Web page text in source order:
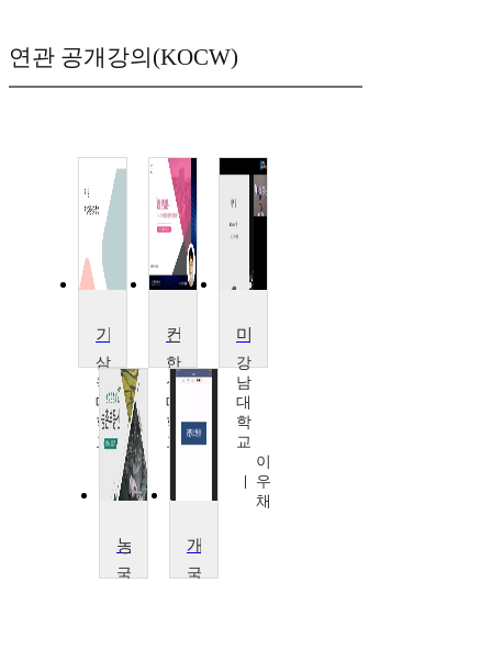
연관 공개강의(KOCW)
삼
육
대
학
교
박
철
주
한
성
대
학
교
강
남
대
학
교
이
우
채
국
국